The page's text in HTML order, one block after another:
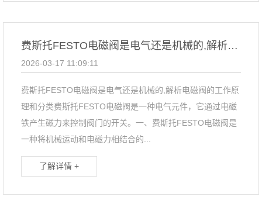
费斯托FESTO电磁阀是电气还是机械的,解析电磁阀的工作原理和分类
2026-03-17 11:09:11
费斯托FESTO电磁阀是电气还是机械的,解析电磁阀的工作原
理和分类费斯托FESTO电磁阀是一种电气元件，它通过电磁
铁产生磁力来控制阀门的开关。一、费斯托FESTO电磁阀是
一种将机械运动和电磁力相结合的...
了解详情 +